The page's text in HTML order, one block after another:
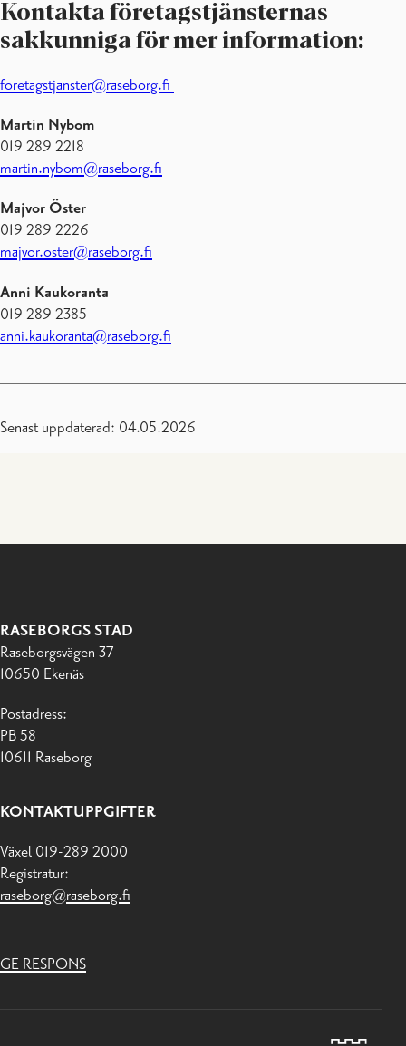
Kontakta företagstjänsternas
sakkunniga för mer information:
foretagstjanster@raseborg.fi
Martin Nybom
019 289 2218
martin.nybom@raseborg.fi
Majvor Öster
019 289 2226
majvor.oster@raseborg.fi
Anni Kaukoranta
019 289 2385
anni.kaukoranta@raseborg.fi
Senast uppdaterad: 04.05.2026
RASEBORGS STAD
Raseborgsvägen 37
10650 Ekenäs
Postadress:
PB 58
10611 Raseborg
KONTAKTUPPGIFTER
Växel 019-289 2000
Registratur:
raseborg@raseborg.fi
GE RESPONS